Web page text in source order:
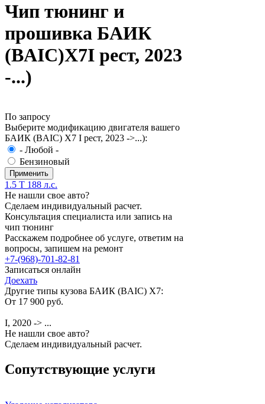
Чип тюнинг и
прошивка БАИК
(BAIC)X7I рест, 2023
-...)
По запросу
Выберите модификацию двигателя вашего
БАИК (BAIC) X7 I рест, 2023 ->...):
- Любой -
Бензиновый
1.5 T 188 л.с.
Не нашли свое авто?
Сделаем индивидуальный расчет.
Консультация специалиста или запись на
чип тюнинг
Расскажем подробнее об услуге, ответим на
вопросы, запишем на ремонт
+7-(968)-701-82-81
Записаться онлайн
Доехать
Другие типы кузова БАИК (BAIC) X7:
От 17 900 руб.
I, 2020 -> ...
Не нашли свое авто?
Сделаем индивидуальный расчет.
Сопутствующие услуги